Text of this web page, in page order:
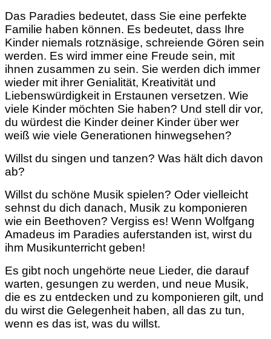
Das Paradies bedeutet, dass Sie eine perfekte
Familie haben können. Es bedeutet, dass Ihre
Kinder niemals rotznäsige, schreiende Gören sein
werden. Es wird immer eine Freude sein, mit
ihnen zusammen zu sein. Sie werden dich immer
wieder mit ihrer Genialität, Kreativität und
Liebenswürdigkeit in Erstaunen versetzen. Wie
viele Kinder möchten Sie haben? Und stell dir vor,
du würdest die Kinder deiner Kinder über wer
weiß wie viele Generationen hinwegsehen?
Willst du singen und tanzen? Was hält dich davon
ab?
Willst du schöne Musik spielen? Oder vielleicht
sehnst du dich danach, Musik zu komponieren
wie ein Beethoven? Vergiss es! Wenn Wolfgang
Amadeus im Paradies auferstanden ist, wirst du
ihm Musikunterricht geben!
Es gibt noch ungehörte neue Lieder, die darauf
warten, gesungen zu werden, und neue Musik,
die es zu entdecken und zu komponieren gilt, und
du wirst die Gelegenheit haben, all das zu tun,
wenn es das ist, was du willst.